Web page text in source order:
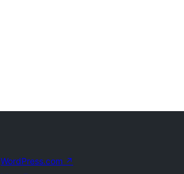
WordPress.com ↗